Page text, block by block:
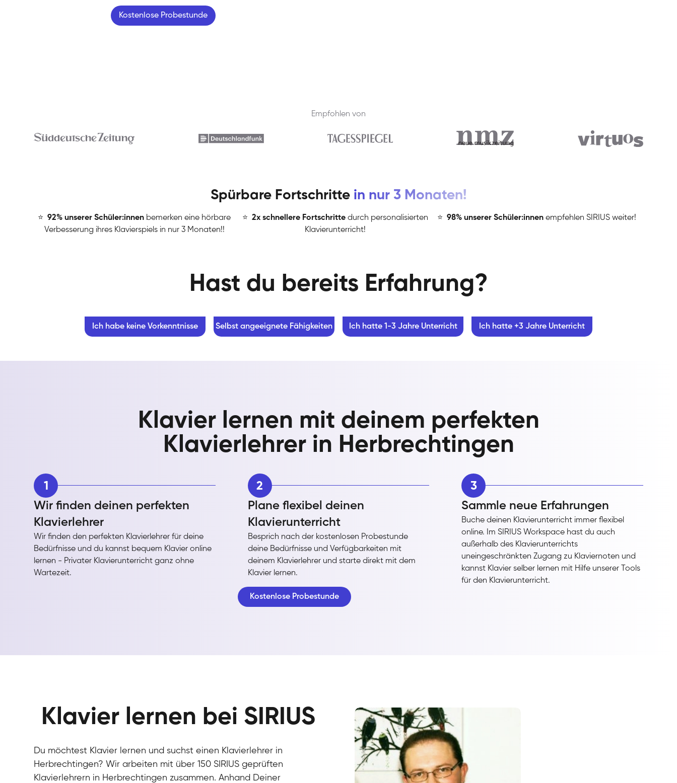
Kostenlose Probestunde
Empfohlen von
Spürbare Fortschritte in nur 3 Monaten!
⭐ ️92% unserer Schüler:innen bemerken eine hörbare
Verbesserung ihres Klavierspiels in nur 3 Monaten!!
⭐ ️2x schnellere Fortschritte durch personalisierten
Klavierunterricht!
⭐ 98% unserer Schüler:innen empfehlen SIRIUS weiter!
Hast du bereits Erfahrung?
Ich habe keine Vorkenntnisse Selbst angeeignete Fähigkeiten Ich hatte 1-3 Jahre Unterricht Ich hatte +3 Jahre Unterricht
Klavier lernen mit deinem perfekten
Klavierlehrer in Herbrechtingen
1
Wir finden deinen perfekten
Klavierlehrer
Wir finden den perfekten Klavierlehrer für deine
Bedürfnisse und du kannst bequem Klavier online
lernen - Privater Klavierunterricht ganz ohne
Wartezeit.
2
Plane flexibel deinen
Klavierunterricht
Besprich nach der kostenlosen Probestunde
deine Bedürfnisse und Verfügbarkeiten mit
deinem Klavierlehrer und starte direkt mit dem
Klavier lernen.
3
Sammle neue Erfahrungen
Buche deinen Klavierunterricht immer flexibel
online. Im SIRIUS Workspace hast du auch
außerhalb des Klavierunterrichts
uneingeschränkten Zugang zu Klaviernoten und
kannst Klavier selber lernen mit Hilfe unserer Tools
für den Klavierunterricht.
Kostenlose Probestunde
Klavier lernen bei SIRIUS
Du möchtest Klavier lernen und suchst einen Klavierlehrer in
Herbrechtingen? Wir arbeiten mit über 150 SIRIUS geprüften
Klavierlehrern in Herbrechtingen zusammen. Anhand Deiner